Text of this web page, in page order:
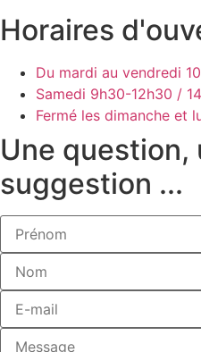
Horaires
Du mardi au vendredi
Samedi 9h30-12h30 /
Fermé les dimanche et
Une question,
suggestion ...